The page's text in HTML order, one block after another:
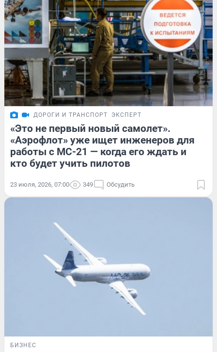
ДОРОГИ И ТРАНСПОРТ ЭКСПЕРТ
«Это не первый новый самолет».
«Аэрофлот» уже ищет инженеров для
работы с МС-21 — когда его ждать и
кто будет учить пилотов
23 июля, 2026, 07:00 349 Обсудить
БИЗНЕС